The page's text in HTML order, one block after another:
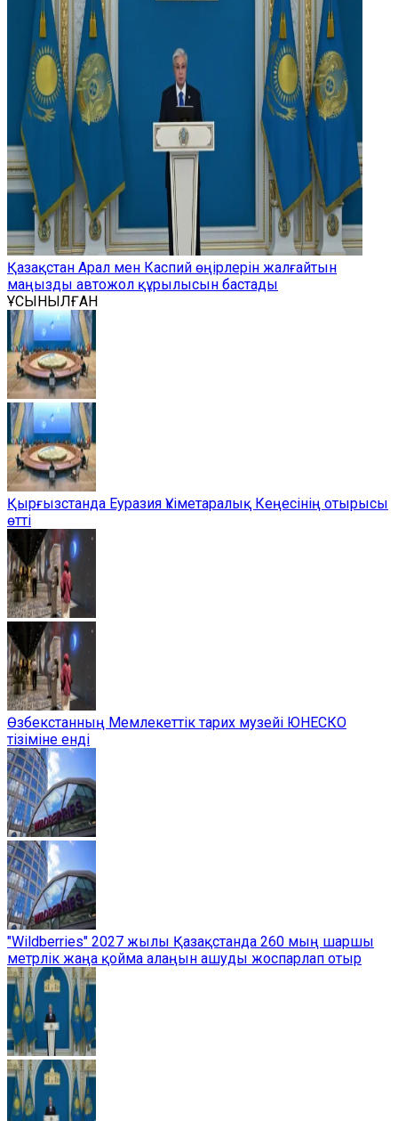
Қазақстан Арал мен Каспий өңірлерін жалғайтын
маңызды автожол құрылысын бастады
ҰСЫНЫЛҒАН
Қырғызстанда Еуразия Үкіметаралық Кеңесінің отырысы
өтті
Өзбекстанның Мемлекеттік тарих музейі ЮНЕСКО
тізіміне енді
"Wildberries" 2027 жылы Қазақстанда 260 мың шаршы
метрлік жаңа қойма алаңын ашуды жоспарлап отыр